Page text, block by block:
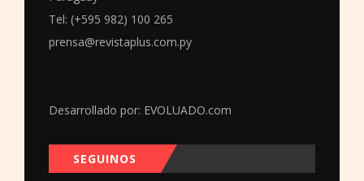
Tel: (+595 982) 100 265
prensa@revistaplus.com.py
Desarrollado por: EVOLUADO.com
SEGUINOS